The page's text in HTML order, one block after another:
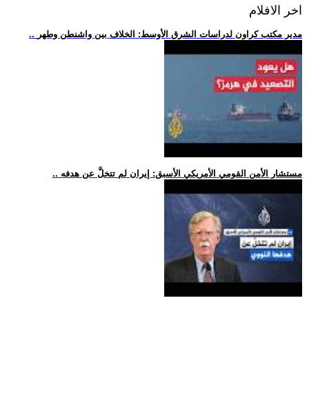
اخر الافلام
.. مدير مكتب كراون لدراسات الشرق الأوسط: الخلاف بين واشنطن وطهر
.. مستشار الأمن القومي الأمريكي الأسبق: إيران لم تتخلَّ عن هدفه